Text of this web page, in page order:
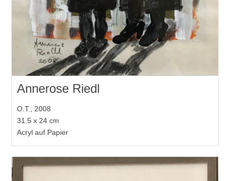
Annerose Riedl
O.T., 2008
31.5 x 24 cm
Acryl auf Papier